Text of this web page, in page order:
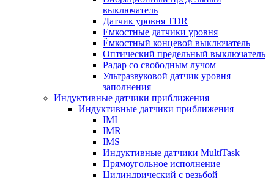
выключатель
Датчик уровня TDR
Емкостные датчики уровня
Ёмкостный концевой выключатель
Оптический предельный выключатель
Радар со свободным лучом
Ультразвуковой датчик уровня
заполнения
Индуктивные датчики приближения
Индуктивные датчики приближения
IMI
IMR
IMS
Индуктивные датчики MultiTask
Прямоугольное исполнение
Цилиндрический с резьбой